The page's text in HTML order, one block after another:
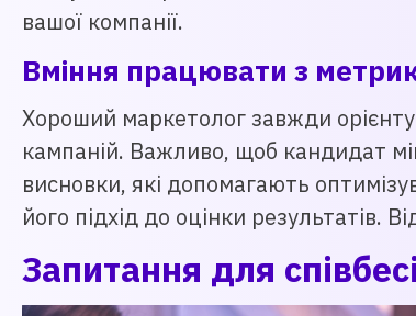
вашої компанії.
Вміння працювати з
Хороший маркетолог завжди
кампаній. Важливо, щоб кандидат
висновки, які допомагають
його підхід до оцінки
Запитання для